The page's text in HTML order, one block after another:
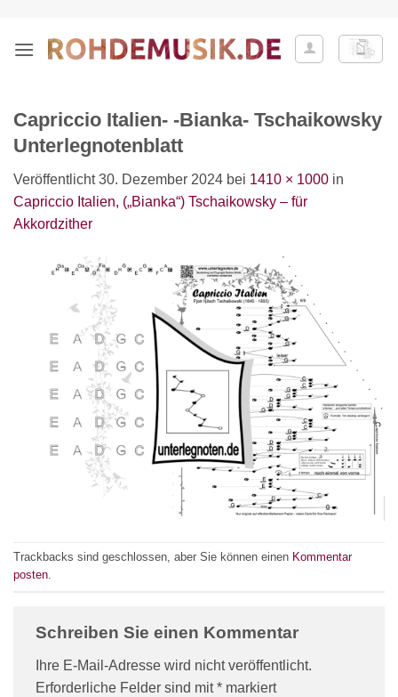
springen
Capriccio Italien- -Bianka- Tschaikowsky
Unterlegnotenblatt
Veröffentlicht30. Dezember 2024 bei 1410 × 1000 in
Capriccio Italien, („Bianka“) Tschaikowsky – für
Akkordzither
Trackbacks sind geschlossen, aber Sie können einen Kommentar
posten.
Schreiben Sie einen Kommentar
Ihre E-Mail-Adresse wird nicht veröffentlicht.
Erforderliche Felder sind mit* markiert